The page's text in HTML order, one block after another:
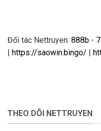
Đối tác Nettruyen: 888b -
| https://saowin.bingo/ |
THEO DÕI NETTRUYEN